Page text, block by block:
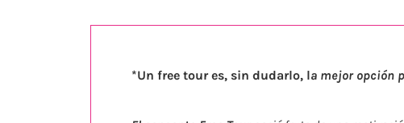
*Un free tour es, sin dudarlo, la mejor opción